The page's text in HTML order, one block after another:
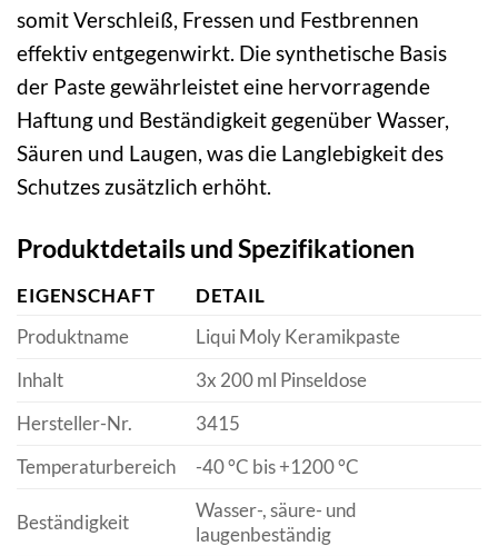
somit Verschleiß, Fressen und Festbrennen
effektiv entgegenwirkt. Die synthetische Basis
der Paste gewährleistet eine hervorragende
Haftung und Beständigkeit gegenüber Wasser,
Säuren und Laugen, was die Langlebigkeit des
Schutzes zusätzlich erhöht.
Produktdetails und Spezifikationen
EIGENSCHAFT
DETAIL
Produktname
Liqui Moly Keramikpaste
Inhalt
3x 200 ml Pinseldose
Hersteller-Nr.
3415
Temperaturbereich
-40 °C bis +1200 °C
Beständigkeit
Wasser-, säure- und
laugenbeständig